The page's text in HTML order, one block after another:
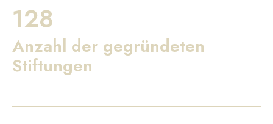
128
Anzahl der gegründeten
Stiftungen